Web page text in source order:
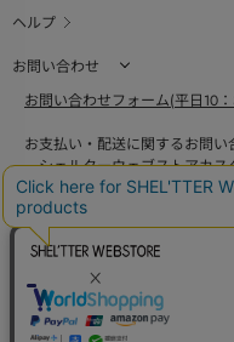
ヘルプ
お問い合わせ
お問い合わせフォーム(平日10
お支払い・配送に関するお問い
シェルターウェブストアカス
0800-123-6820
商品の素材、サイズ、仕様等
バロックジャパンリミテッド
03-6730-9191
BAROQUE JAPAN LIMITED